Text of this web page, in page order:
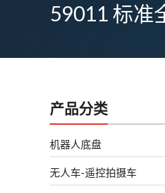
59011 标准
产品分类
机器人底盘
无人车-遥控拍摄车